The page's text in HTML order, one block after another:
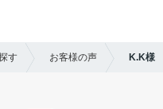
す お客様の声 K.K様